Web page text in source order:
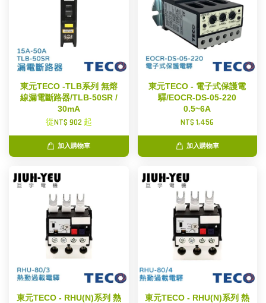
東元TECO -TLB系列 無熔
線漏電斷路器/TLB-50SR /
30mA
從NT$ 902 起
加入購物車
東元TECO - 電子式保護電
驛/EOCR-DS-05-220
0.5~6A
NT$ 1,456
加入購物車
東元TECO - RHU(N)系列 熱
東元TECO - RHU(N)系列 熱